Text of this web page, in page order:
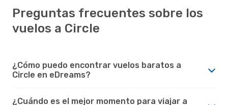
Preguntas frecuentes sobre los
vuelos a Circle
¿Cómo puedo encontrar vuelos baratos a
Circle en eDreams?
¿Cuándo es el mejor momento para viajar a